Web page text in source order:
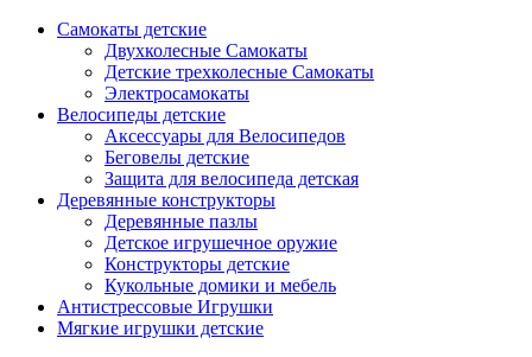
Самокаты детские
Двухколесные Cамокаты
Детские трехколесные Самокаты
Электросамокаты
Велосипеды детские
Аксессуары для Велосипедов
Беговелы детские
Защита для велосипеда детская
Деревянные конструкторы
Деревянные пазлы
Детское игрушечное оружие
Конструкторы детские
Кукольные домики и мебель
Антистрессовые Игрушки
Мягкие игрушки детские